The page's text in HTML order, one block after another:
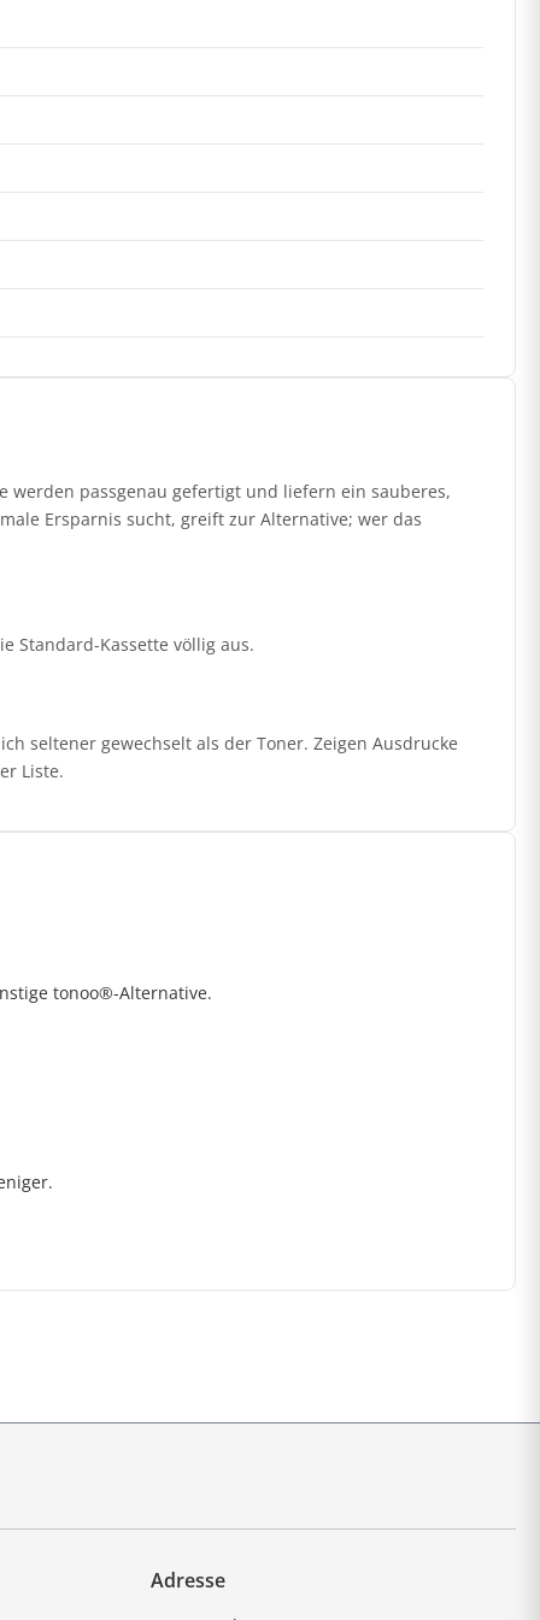
werden passgenau gefertigt und liefern ein sauberes,
Ersparnis sucht, greift zur Alternative; wer das
Standard-Kassette völlig aus.
seltener gewechselt als der Toner. Zeigen Ausdrucke
Liste.
tonoo®-Alternative.
Adresse